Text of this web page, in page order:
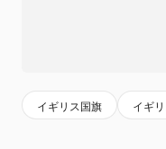
イギリス国旗 イギ